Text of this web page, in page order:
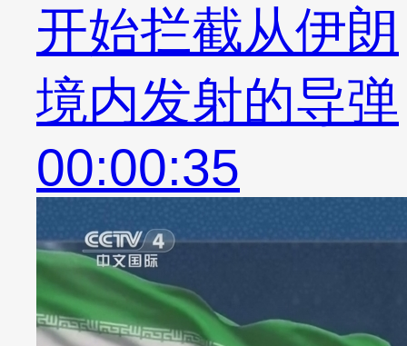
开始拦截从伊朗
境内发射的导弹
00:00:35